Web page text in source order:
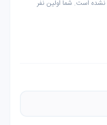
نشده است. شما اولین نفر